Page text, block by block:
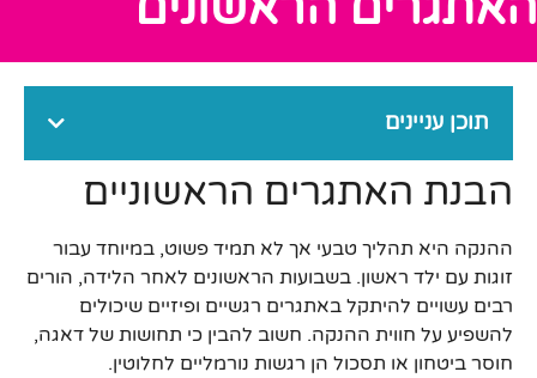
תוכן עניינים
הבנת האתגרים הראשוניים
ההנקה היא תהליך טבעי אך לא תמיד פשוט, במיוחד עבור
זוגות עם ילד ראשון. בשבועות הראשונים לאחר הלידה, הורים
רבים עשויים להיתקל באתגרים רגשיים ופיזיים שיכולים
להשפיע על חווית ההנקה. חשוב להבין כי תחושות של דאגה,
חוסר ביטחון או תסכול הן רגשות נורמליים לחלוטין.